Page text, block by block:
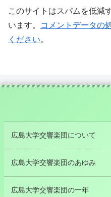
このサイトはスパムを低減
います。
コメントデータの
ください。
広島大学交響楽団について
広島大学交響楽団のあゆみ
広島大学交響楽団の一年